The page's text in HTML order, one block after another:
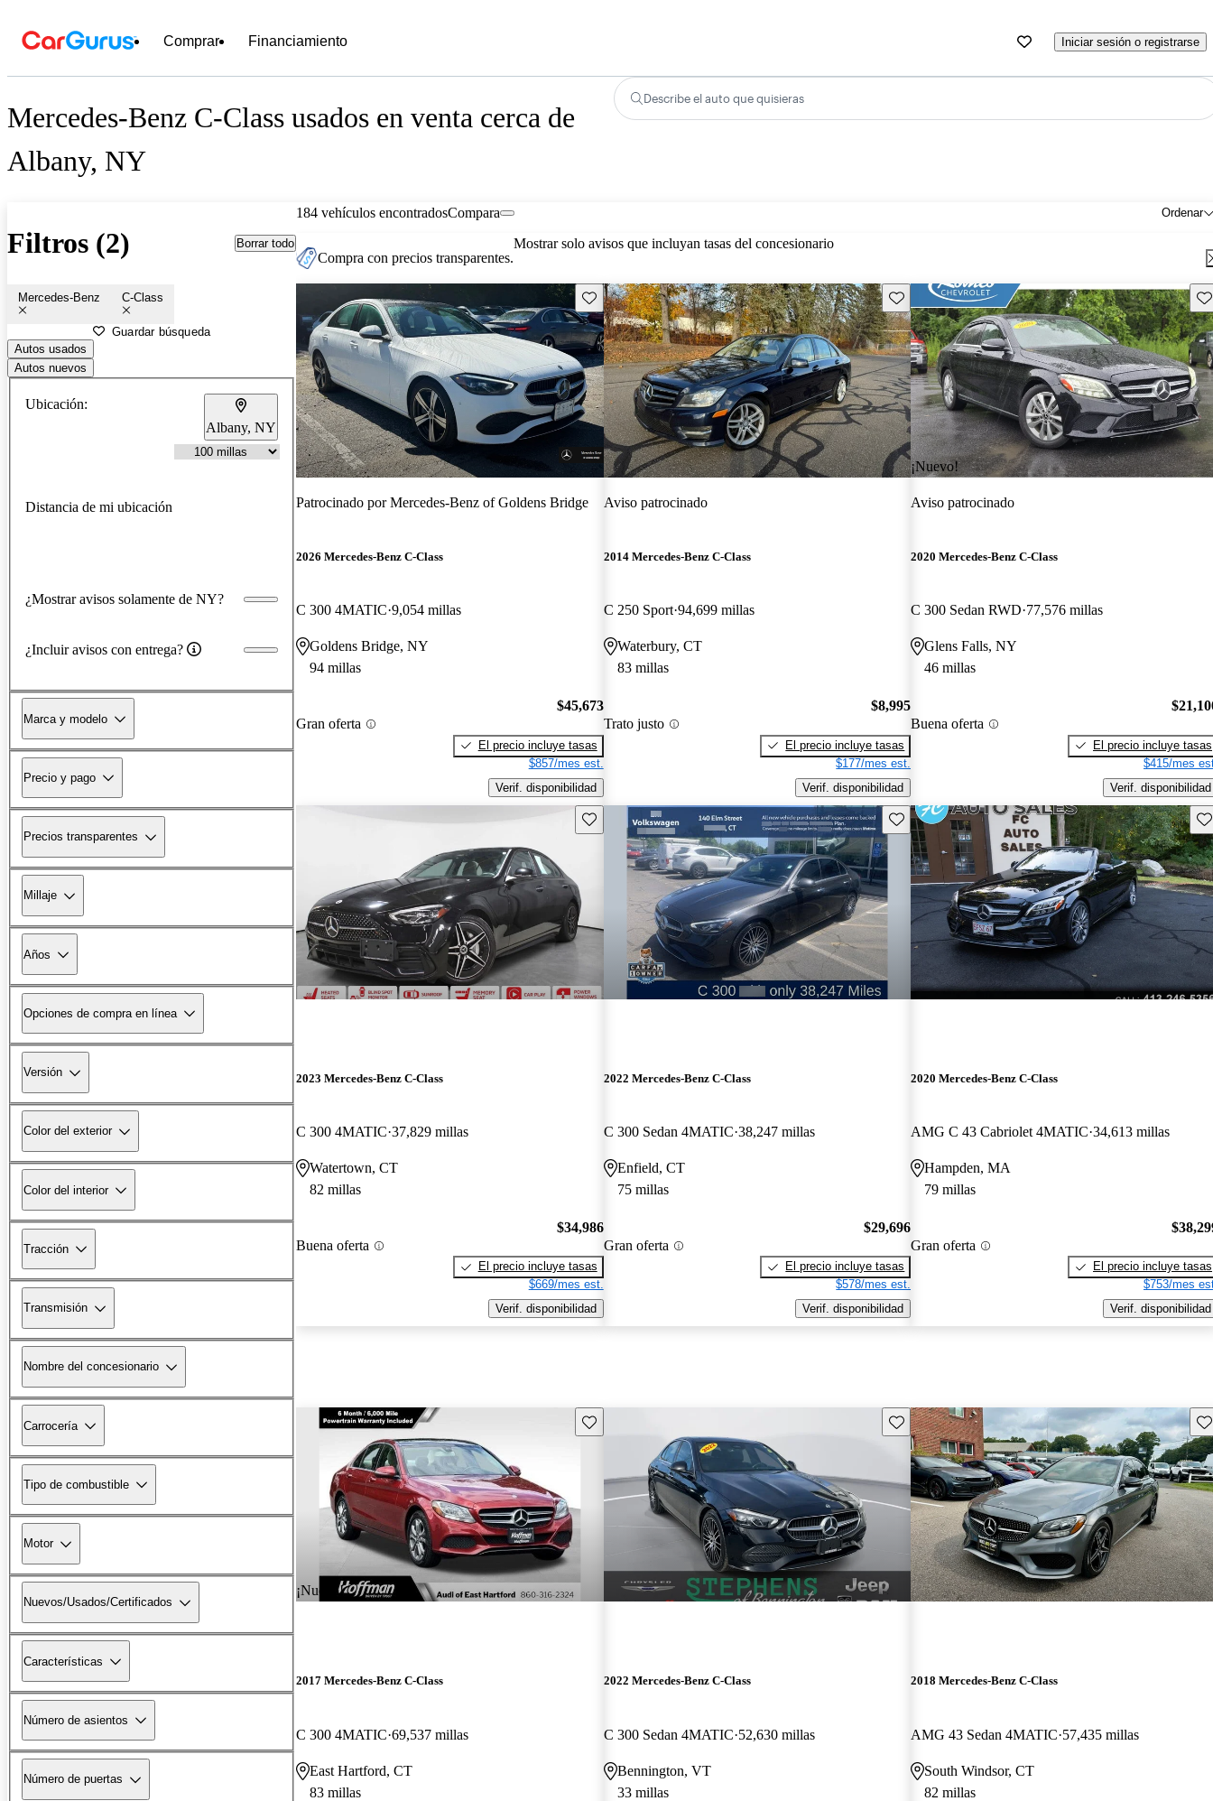
Comprar Financiamiento Iniciar sesión o registrarse
Mercedes-Benz C-Class usados en venta cerca de
Albany, NY
Describe el auto que quisieras
Filtros (2) Borrar todo
Mercedes-Benz C-Class
Guardar búsqueda
Autos usados
Autos nuevos
Ubicación:
Albany, NY
Distancia de mi ubicación
¿Mostrar avisos solamente de NY?
¿Incluir avisos con entrega?
Marca y modelo
Precio y pago
Precios transparentes
Millaje
Años
Opciones de compra en línea
Versión
Color del exterior
Color del interior
Tracción
Transmisión
Nombre del concesionario
Carrocería
Tipo de combustible
Motor
Nuevos/Usados/Certificados
Características
Número de asientos
Número de puertas
184 vehículos encontrados Ordenar
Compara
Compra con precios transparentes.
Mostrar solo avisos que incluyan tasas del concesionario
Guarda este Aviso
Patrocinado porMercedes-Benz of Goldens Bridge
2026 Mercedes-Benz C-Class
C 300 4MATIC 9,054 millas
Goldens Bridge, NY
94 millas
Gran oferta
$45,673
El precio incluye tasas
$857/mes est.
Verif. disponibilidad
Guarda este Aviso
Aviso patrocinado
2014 Mercedes-Benz C-Class
C 250 Sport 94,699 millas
Waterbury, CT
83 millas
Trato justo
$8,995
El precio incluye tasas
$177/mes est.
Verif. disponibilidad
¡Nuevo!
Aviso patrocinado
2020 Mercedes-Benz C-Class
C 300 Sedan RWD 77,576 millas
Glens Falls, NY
46 millas
Buena oferta
El precio incluye tasas
$415/mes
Verif. disponibilidad
Guarda este Aviso
2023 Mercedes-Benz C-Class
C 300 4MATIC 37,829 millas
Watertown, CT
82 millas
Buena oferta
$34,986
El precio incluye tasas
$669/mes est.
Verif. disponibilidad
Guarda este Aviso
2022 Mercedes-Benz C-Class
C 300 Sedan 4MATIC 38,247 millas
Enfield, CT
75 millas
Gran oferta
$29,696
El precio incluye tasas
$578/mes est.
Verif. disponibilidad
2020 Mercedes-Benz C-Class
AMG C 43 Cabriolet 4MATIC 34,613 millas
Hampden, MA
79 millas
Gran oferta
El precio incluye tasas
$753/mes
Verif. disponibilidad
¡Nuevo!
Guarda este Aviso
2017 Mercedes-Benz C-Class
C 300 4MATIC 69,537 millas
East Hartford, CT
83 millas
Guarda este Aviso
2022 Mercedes-Benz C-Class
C 300 Sedan 4MATIC 52,630 millas
Bennington, VT
33 millas
2018 Mercedes-Benz C-Class
AMG 43 Sedan 4MATIC 57,435 millas
South Windsor, CT
82 millas